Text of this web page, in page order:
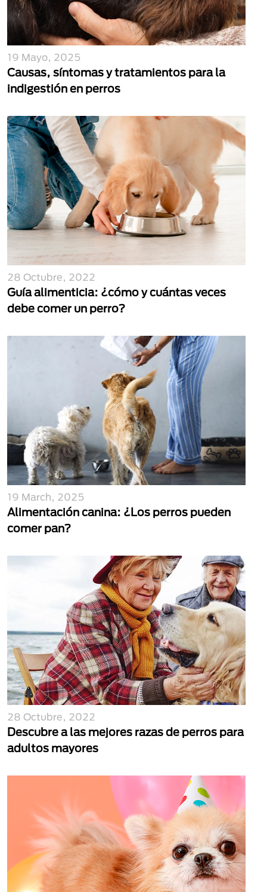
19 Mayo, 2025
Causas, síntomas y tratamientos para la
indigestión en perros
28 Octubre, 2022
Guía alimenticia: ¿cómo y cuántas veces
debe comer un perro?
19 March, 2025
Alimentación canina: ¿Los perros pueden
comer pan?
28 Octubre, 2022
Descubre a las mejores razas de perros para
adultos mayores